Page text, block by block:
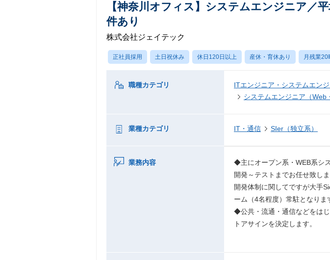
【神奈川オフィス】システムエンジニア／
件あり
株式会社ジェイテック
正社員採用 土日祝休み 休日120日以上 産休・育休あり 月残業20
職種カテゴリ ITエンジニア・システムエン
システムエンジニア（Web
業種カテゴリ IT・通信 SIer（独立系）
業務内容
◆主にオープン系・WEB系シ
開発～テストまでお任せ致しま
開発体制に関してですが大手
ーム（4名程度）常駐となりま
◆公共・流通・通信などをは
トアサインを決定します。